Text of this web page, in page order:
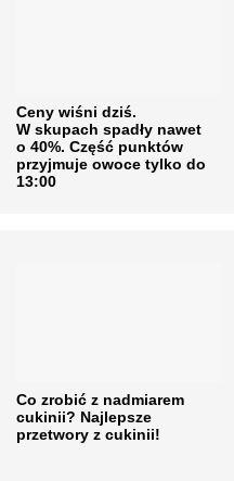
Ceny wiśni dziś.
W skupach spadły nawet
o 40%. Część punktów
przyjmuje owoce tylko do
13:00
Co zrobić z nadmiarem
cukinii? Najlepsze
przetwory z cukinii!